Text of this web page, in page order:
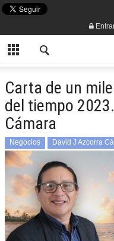
Carta de un
del tiempo
Cámara
Negocios David J Azcorra